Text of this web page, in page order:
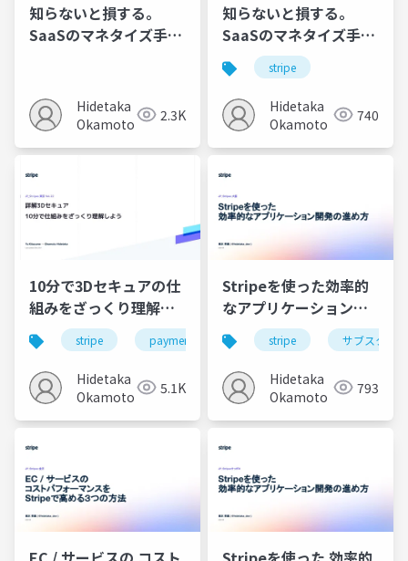
知らないと損する。
SaaSのマネタイズ手法
Hidetaka
Okamoto
2.3K
知らないと損する。
SaaSのマネタイズ手法
と 請求管理のイロハ
stripe
Hidetaka
Okamoto
740
10分で3Dセキュアの仕
組みをざっくり理解し
よう
stripe payment 3dセキュア
Hidetaka
Okamoto
5.1K
Stripeを使った効率的
なアプリケーション開
発の進め方
stripe サブスクリ
Hidetaka
Okamoto
793